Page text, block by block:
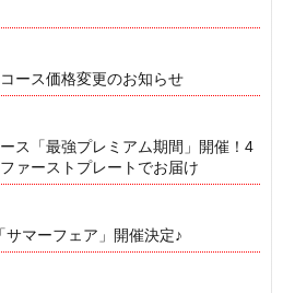
ース価格変更のお知らせ
ス「最強プレミアム期間」開催！4
ァーストプレートでお届け
サマーフェア」開催決定♪